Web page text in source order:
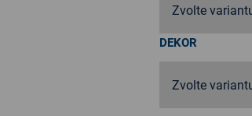
DEKOR